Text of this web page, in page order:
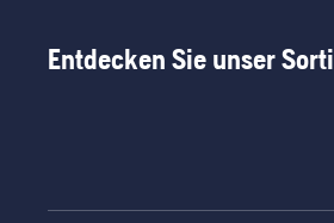
langjährige
Entdecken Sie unser